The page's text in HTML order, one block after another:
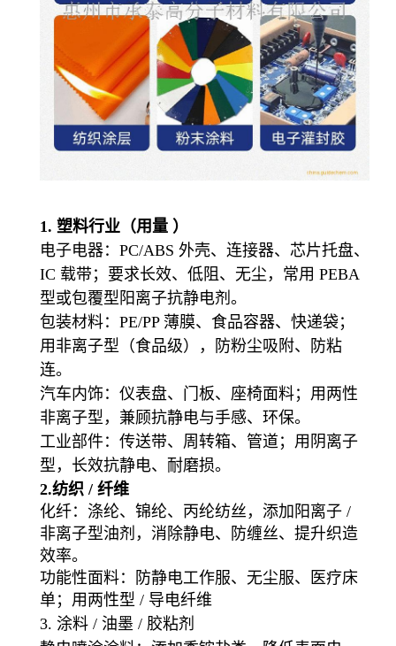
1. 塑料行业（用量 ）
电子电器：PC/ABS 外壳、连接器、芯片托盘、
IC 载带；要求长效、低阻、无尘 ，常用 PEBA
型或包覆型阳离子抗静电剂。
包装材料：PE/PP 薄膜、食品容器、快递袋；
用 非离子型（食品级）
，防粉尘吸附、防粘
连。
汽车内饰 ：仪表盘、门板、座椅面料；用 两性
非离子型 ，兼顾抗静电与手感、环保。
工业部件：传送带、周转箱、管道；用 阴离子
型 ，长效抗静电、耐磨损。
2.纺织 / 纤维
化纤：涤纶、锦纶、丙纶纺丝，添加 阳离子 /
非离子型油剂，消除静电、防缠丝、提升织造
效率。
功能性面料：防静电工作服、无尘服、医疗床
单；用 两性型 / 导电纤维
3. 涂料 / 油墨 / 胶粘剂